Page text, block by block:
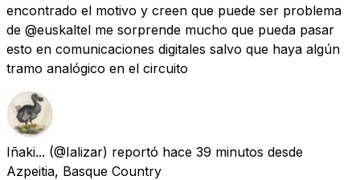
encontrado el motivo y creen que puede ser problema
de @euskaltel me sorprende mucho que pueda pasar
esto en comunicaciones digitales salvo que haya algún
tramo analógico en el circuito
Iñaki... (@Ializar) reportó hace 39 minutos desde
Azpeitia, Basque Country